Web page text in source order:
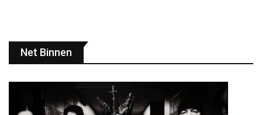
Net Binnen